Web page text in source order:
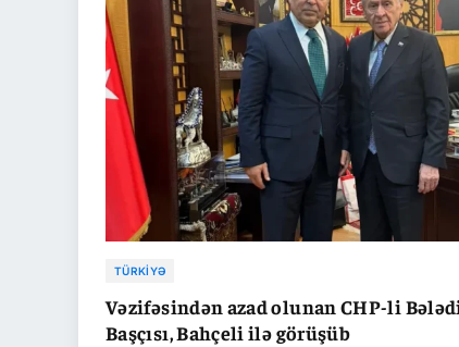
olduğunu qeyd edib. "Dəməşqin təhlükəsizliyi
təhlükəsizliyidir. Suriya xalqının səadəti, rifahı və
milləti ilə birdir və eynidir" deyən Bahçeli
birbaşa Türkiyənin milli maraqlarına təsir etdiyini
TÜRKIYƏ
Vəzifəsindən azad olunan CHP-li
Başçısı, Bahçeli ilə görüşüb